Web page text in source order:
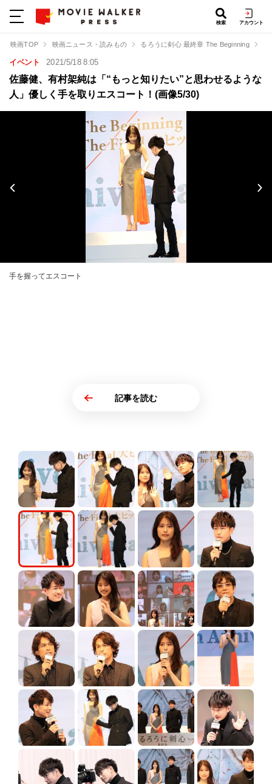
検索 アカウント
映画TOP 映画ニュース・読みもの るろうに剣心 最終章 The Beginning
イベント 2021/5/18 8:05
佐藤健、有村架純は「“もっと知りたい”と思わせるような
人」優しく手を取りエスコート！(画像5/30)
手を握ってエスコート
記事を読む